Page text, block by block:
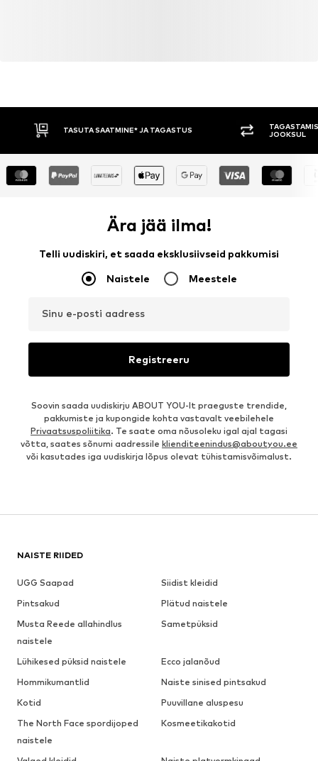
TASUTA SAATMINE* JA TAGASTUS
JOOKSUL
Ära jää ilma!
Telli uudiskiri, et saada eksklusiivseid pakkumisi
Naistele Meestele
Sinu e-posti aadress
Registreeru
Soovin saada uudiskirju ABOUT YOU-lt praeguste trendide,
pakkumiste ja kupongide kohta vastavalt veebilehele
Privaatsuspoliitika. Te saate oma nõusoleku igal ajal tagasi
võtta, saates sõnumi aadressile klienditeenindus@aboutyou.ee
või kasutades iga uudiskirja lõpus olevat tühistamisvõimalust.
NAISTE RIIDED
UGG Saapad
Siidist kleidid
Pintsakud
Plätud naistele
Musta Reede allahindlus
naistele
Sametpüksid
Lühikesed püksid naistele
Ecco jalanõud
Hommikumantlid
Naiste sinised pintsakud
Kotid
Puuvillane aluspesu
The North Face spordijoped
naistele
Kosmeetikakotid